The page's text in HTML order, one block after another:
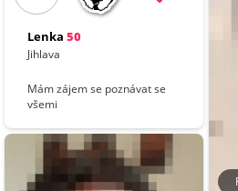
Lenka 50
Jihlava
Mám zájem se poznávat se
všemi